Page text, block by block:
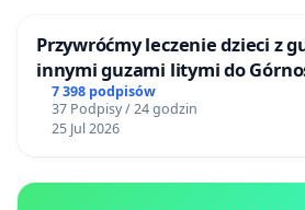
Przywróćmy leczenie dzieci z
innymi guzami litymi do
Centrum Zdrowia Dziecka w
7 398 podpisów
37 Podpisy / 24 godzin
25 Jul 2026